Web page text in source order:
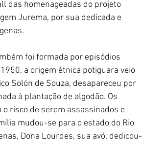
das homenageadas do projeto
Jurema, por sua dedicada e
foi formada por episódios
a origem étnica potiguara veio
Solón de Souza, desapareceu por
à plantação de algodão. Os
risco de serem assassinados e
mudou-se para o estado do Rio
Dona Lourdes, sua avó, dedicou-